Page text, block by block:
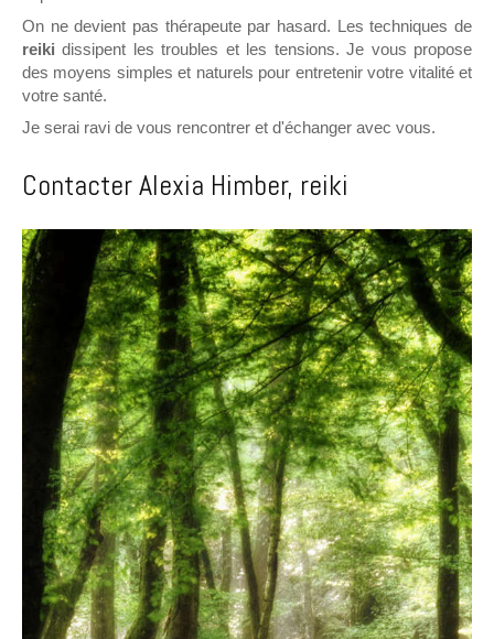
On ne devient pas thérapeute par hasard. Les techniques de
reiki dissipent les troubles et les tensions. Je vous propose
des moyens simples et naturels pour entretenir votre vitalité et
votre santé.
Je serai ravi de vous rencontrer et d'échanger avec vous.
Contacter Alexia Himber, reiki